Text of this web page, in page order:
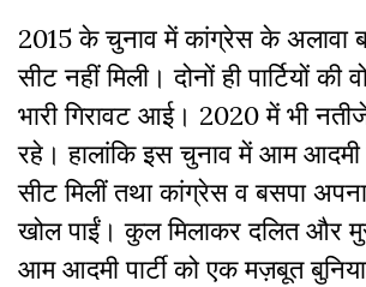
2015 के चुनाव में कांग्रेस के अलावा
सीट नहीं मिली। दोनों ही पार्टियों की
भारी गिरावट आई। 2020 में भी
रहे। हालांकिइस चुनाव मेंआम आदमी
सीट मिलीं तथा कांग्रेस व बसपा
खोल पाईं। कुल मिलाकर दलित और
आम आदमी पार्टी को एक मज़बूत